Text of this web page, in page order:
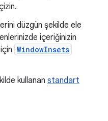
düzgün şekilde ele
içeriğinizin
WindowInsets
kullanan standart